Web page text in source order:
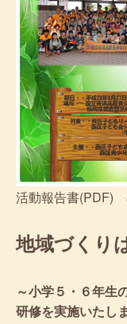
活動報告書(PDF)
地域づくり
～小学５・６年生
研修を実施いたし